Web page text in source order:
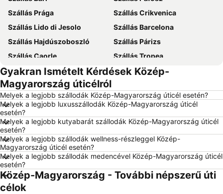
Szállás Prága
Szállás Crikvenica
Szállás Lido di Jesolo
Szállás Barcelona
Szállás Hajdúszoboszló
Szállás Párizs
Szállás Caorle
Szállás Tropea
Szállás Dubrovnik
Szállás Eger
Szállás Debrecen
Szállás Balatonfüred
Szállás London
Szállás Portorož
Szállás Alghero
Szállás Rodosz sziget
Szállás Olaszország
Szállás Málta
Szállás Korfu
Szállás Szardínia
Szállás Görögország
Szállás Szlovénia
Szállás Török Riviéra
Gyakran Ismételt Kérdések Közép-
Magyarország úticélról
Melyek a legjobb szállodák Közép-Magyarország úticél esetén?
Melyek a legjobb luxusszállodák Közép-Magyarország úticél
esetén?
Melyek a legjobb kutyabarát szállodák Közép-Magyarország úticél
esetén?
Melyek a legjobb szállodák wellness-részleggel Közép-
Magyarország úticél esetén?
Melyek a legjobb szállodák medencével Közép-Magyarország úticél
esetén?
Közép-Magyarország - További népszerű úti
célok